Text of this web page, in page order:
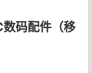
码配件（移